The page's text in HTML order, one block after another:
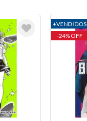
+VENDIDOS
-24% OFF